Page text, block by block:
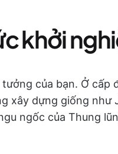
khởi
của bạn. Ở cấp
xây dựng giống
ngốc của Thung